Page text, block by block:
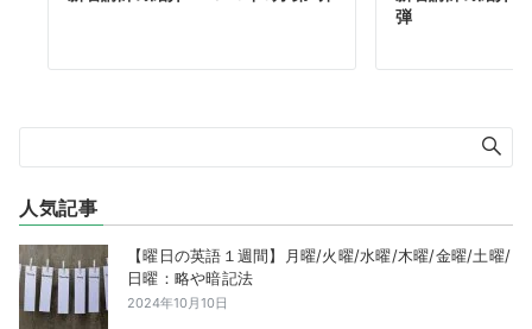
弾
人気記事
【曜日の英語１週間】月曜/火曜/水曜/木曜/金曜/土曜/
日曜：略や暗記法
2024年10月10日